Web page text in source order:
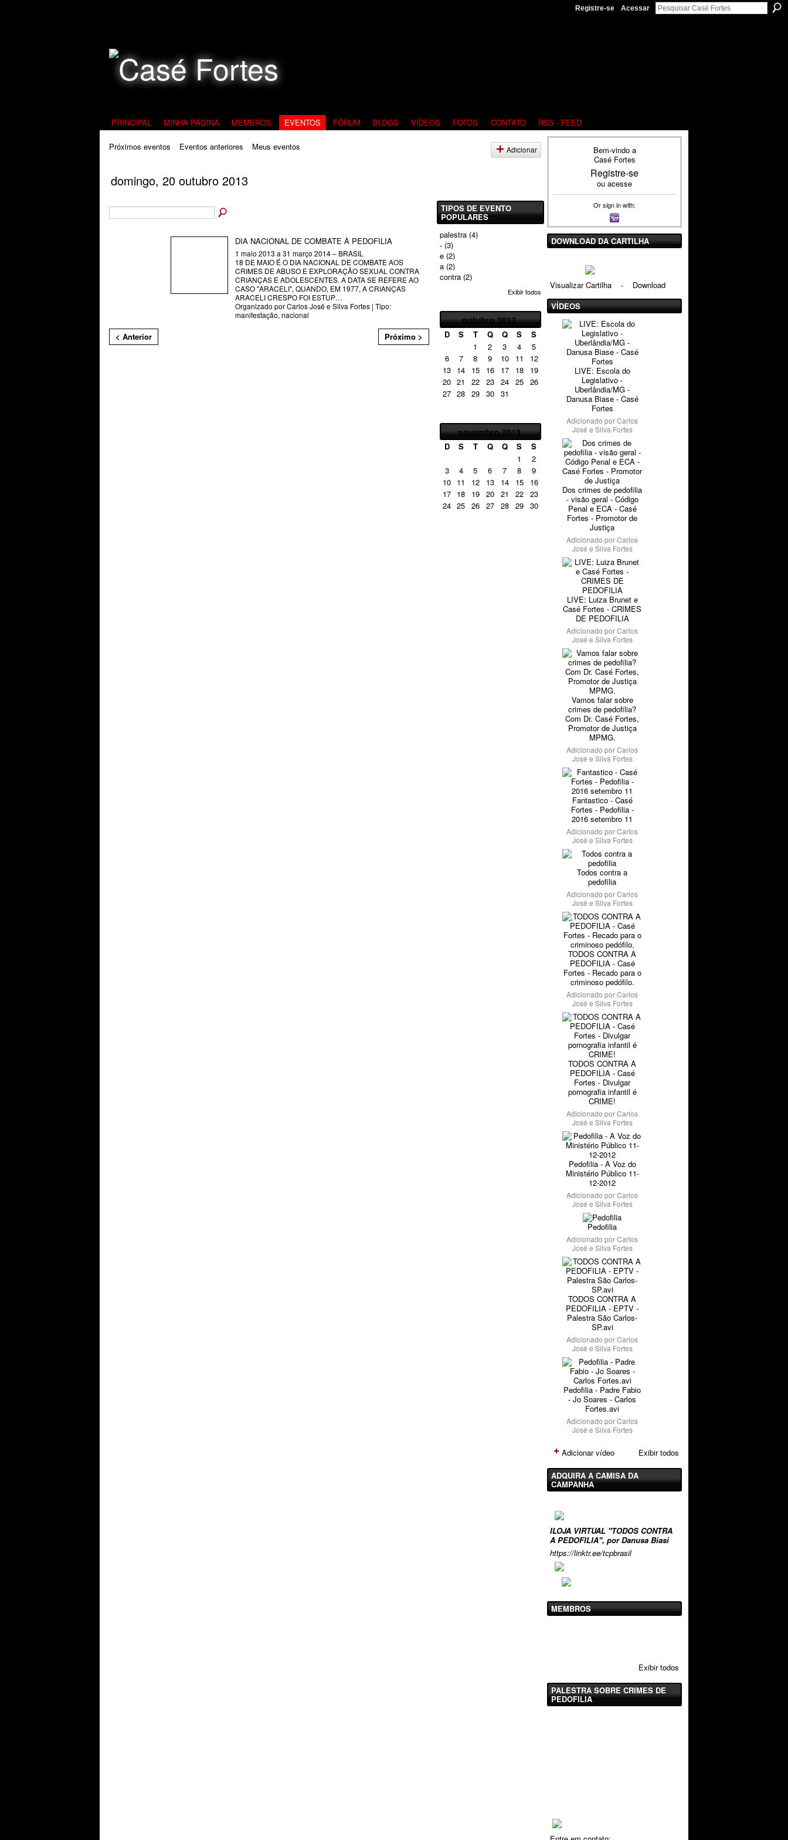
Registre-se Acessar
PRINCIPAL MINHA PÁGINA MEMBROS EVENTOS FÓRUM BLOGS VÍDEOS FOTOS CONTATO RSS - FEED
Próximos eventos Eventos anteriores Meus eventos Adicionar
domingo, 20 outubro 2013
DIA NACIONAL DE COMBATE À PEDOFILIA
1 maio 2013 a 31 março 2014– BRASIL
18 DE MAIO É O DIA NACIONAL DE COMBATE AOS
CRIMES DE ABUSO E EXPLORAÇÃO SEXUAL CONTRA
CRIANÇAS E ADOLESCENTES. A DATA SE REFERE AO
CASO "ARACELI", QUANDO, EM 1977, A CRIANÇAS
ARACELI CRESPO FOI ESTUP…
Organizado porCarlos José e Silva Fortes | Tipo:
manifestação, nacional
< Anterior Próximo >
TIPOS DE EVENTO
POPULARES
palestra (4)
- (3)
e (2)
a (2)
contra (2)
Exibir todos
outubro 2013
D S T Q Q S
S
1
2 3 4
5
6
7 8 9 10 11
12
13 14 15 16 17 18
19
20 21 22 23 24 25
26
27 28 29 30 31
novembro 2013
D S T Q Q S
S
1
2
3
4 5 6 7 8
9
10 11 12 13 14 15
16
17 18 19 20 21 22
23
24 25 26 27 28 29 30
Bem-vindo a
Casé Fortes
Registre-se
ou acesse
Or sign in with:
DOWNLOAD DA CARTILHA
Visualizar Cartilha - Download
VÍDEOS
LIVE: Escola do
Legislativo -
Uberlândia/MG -
Danusa Biase - Casé
Fortes
Adicionado porCarlos
José e Silva Fortes
Dos crimes de pedofilia
- visão geral - Código
Penal e ECA - Casé
Fortes - Promotor de
Justiça
Adicionado porCarlos
José e Silva Fortes
LIVE: Luiza Brunet e
Casé Fortes - CRIMES
DE PEDOFILIA
Adicionado porCarlos
José e Silva Fortes
Vamos falar sobre
crimes de pedofilia?
Com Dr. Casé Fortes,
Promotor de Justiça
MPMG.
Adicionado porCarlos
José e Silva Fortes
Fantastico - Casé
Fortes - Pedofilia -
2016 setembro 11
Adicionado porCarlos
José e Silva Fortes
Todos contra a
pedofilia
Adicionado porCarlos
José e Silva Fortes
TODOS CONTRA A
PEDOFILIA - Casé
Fortes - Recado para o
criminoso pedófilo.
Adicionado porCarlos
José e Silva Fortes
TODOS CONTRA A
PEDOFILIA - Casé
Fortes - Divulgar
pornografia infantil é
CRIME!
Adicionado porCarlos
José e Silva Fortes
Pedofilia - A Voz do
Ministério Público 11-
12-2012
Adicionado porCarlos
José e Silva Fortes
Pedofilia
Adicionado porCarlos
José e Silva Fortes
TODOS CONTRA A
PEDOFILIA - EPTV -
Palestra São Carlos-
SP.avi
Adicionado porCarlos
José e Silva Fortes
Pedofilia - Padre Fabio
- Jo Soares - Carlos
Fortes.avi
Adicionado porCarlos
José e Silva Fortes
Adicionar vídeo Exibir todos
ADQUIRA A CAMISA DA
CAMPANHA
ILOJA VIRTUAL "TODOS CONTRA
A PEDOFILIA", por Danusa Biasi
https://linktr.ee/tcpbrasil
MEMBROS
Exibir todos
PALESTRA SOBRE CRIMES DE
PEDOFILIA